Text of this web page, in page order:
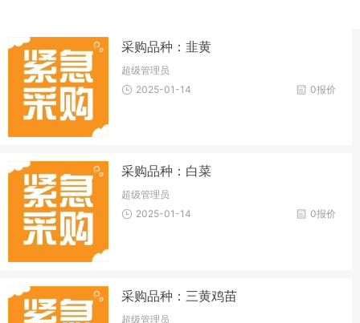
采购品种：韭黄
超级管理员
0报价
2025-01-14
采购品种：白菜
超级管理员
0报价
2025-01-14
采购品种：三黄鸡苗
超级管理员